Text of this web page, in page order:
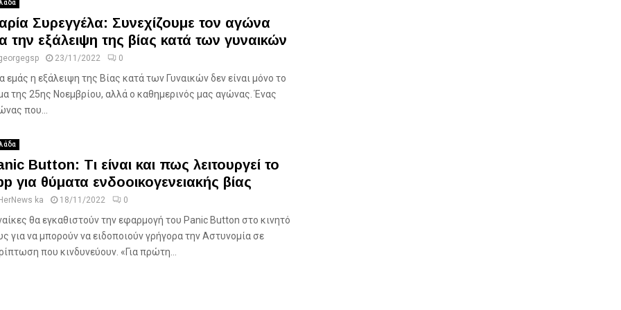
Συρεγγέλα: Συνεχίζουμε τον αγώνα
την εξάλειψη της βίας κατά των γυναικών
23/11/2022 0
εμάς η εξάλειψη της Βίας κατά των Γυναικών δεν είναι μόνο το
της 25ης Νοεμβρίου, αλλά ο καθημερινός μας αγώνας. Ένας
που...
Button: Τι είναι και πως λειτουργεί το
για θύματα ενδοοικογενειακής βίας
HerNews ka 18/11/2022 0
θα εγκαθιστούν την εφαρμογή του Panic Button στο κινητό
για να μπορούν να ειδοποιούν γρήγορα την Αστυνομία σε
που κινδυνεύουν. «Για πρώτη...